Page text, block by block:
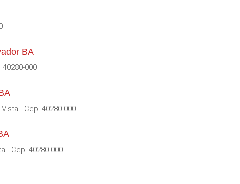
BA
40280-000
- Cep: 40280-000
- Cep: 40280-000